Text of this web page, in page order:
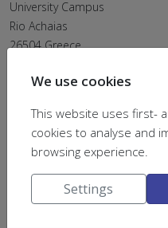
University Campus
Rio Achaias
26504 Greece
Tel: (+302610) 996202 &
We use cookies
This website uses first-
cookies to analyse and
browsing experience.
Settings